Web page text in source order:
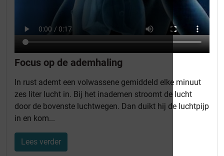
Focus op de ademhaling
In rust ademt een volwassene gemiddeld elke minuut
zes liter lucht in. Bij het inademen stroomt de lucht
door de bovenste luchtwegen. Dan duikt hij de luchtpijp
in en kom...
Lees verder